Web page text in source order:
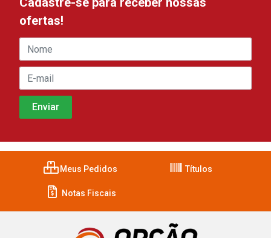
ofertas!
Meus Pedidos Títulos
Notas Fiscais